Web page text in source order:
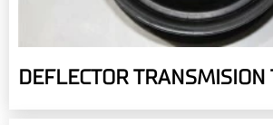
DEFLECTOR TRANSMISION